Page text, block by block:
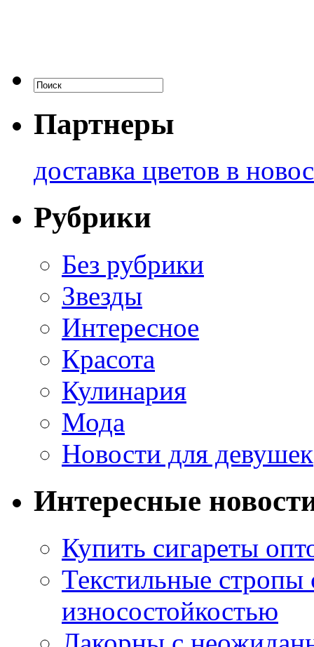
Партнеры
доставка цветов в
Рубрики
Без рубрики
Звезды
Интересное
Красота
Кулинария
Мода
Новости для девушек
Интересные
Купить сигареты
Текстильные
износостойкостью